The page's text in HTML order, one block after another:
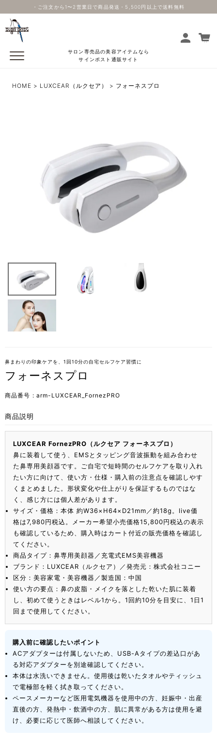
・ご注文から1〜2営業日で商品発送・5,500円以上で送料無料
サロン専売品の美容アイテムなら
サインポスト通販サイト
HOME LUXCEAR（ルクセア） フォーネスプロ
鼻まわりの印象ケアを、1回10分の自宅セルフケア習慣に
フォーネスプロ
商品番号 arm-LUXCEAR_FornezPRO
商品説明
LUXCEAR FornezPRO（ルクセア フォーネスプロ）
鼻に装着して使う、EMSとタッピング音波振動を組み合わせ
た鼻専用美顔器です。ご自宅で短時間のセルフケアを取り入れ
たい方に向けて、使い方・仕様・購入前の注意点を確認しやす
くまとめました。形状変化や仕上がりを保証するものではな
く、感じ方には個人差があります。
サイズ・価格：本体 約W36×H64×D21mm／約18g。live価
格は7,980円税込。メーカー希望小売価格15,800円税込の表示
も確認しているため、購入時はカート付近の販売価格を確認し
てください。
商品タイプ：鼻専用美顔器／充電式EMS美容機器
ブランド：LUXCEAR（ルクセア）／発売元：株式会社コニー
区分：美容家電・美容機器／製造国：中国
使い方の要点：鼻の皮脂・メイクを落とした乾いた肌に装着
し、初めて使うときはレベル1から。1回約10分を目安に、1日1
回まで使用してください。
購入前に確認したいポイント
ACアダプターは付属しないため、USB-Aタイプの差込口があ
る対応アダプターを別途確認してください。
本体は水洗いできません。使用後は乾いたタオルやティッシュ
で電極部を軽く拭き取ってください。
ペースメーカーなど医用電気機器を使用中の方、妊娠中・出産
直後の方、発熱中・飲酒中の方、肌に異常がある方は使用を避
け、必要に応じて医師へ相談してください。